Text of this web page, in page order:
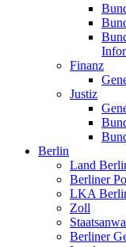
Finanz
Justiz
Berlin
Land
Berliner
LKA
Zoll
Berliner